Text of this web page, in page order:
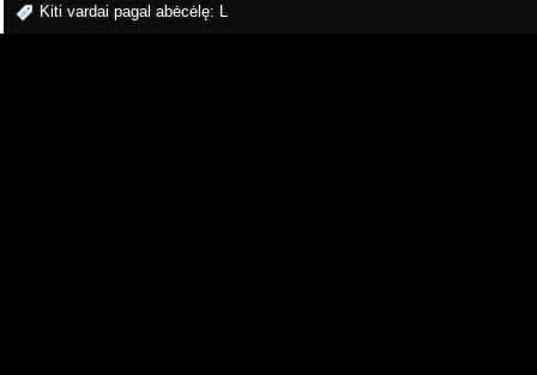
Kiti vardai pagal abėcėlę: L